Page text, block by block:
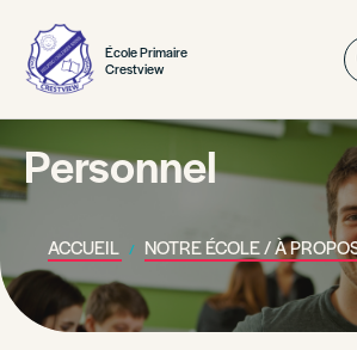
École Primaire
Crestview
Personnel
ACCUEIL NOTRE ÉCOLE / À